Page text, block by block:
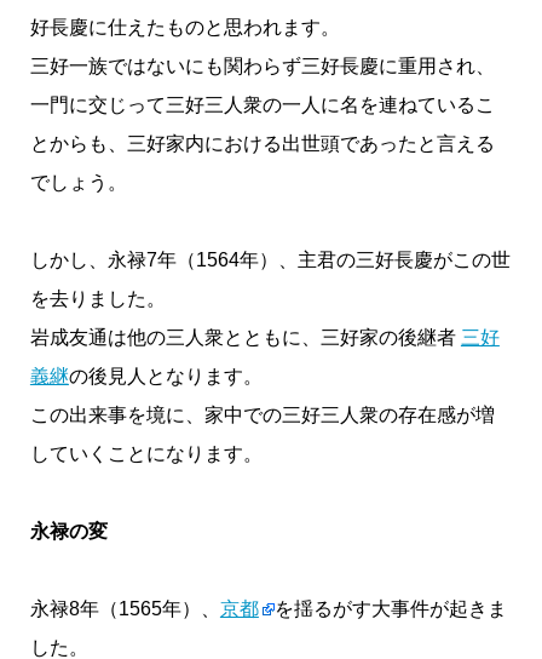
好長慶に仕えたものと思われます。
三好一族ではないにも関わらず三好長慶に重用され、
一門に交じって三好三人衆の一人に名を連ねているこ
とからも、三好家内における出世頭であったと言える
でしょう。
しかし、永禄7年（1564年）、主君の三好長慶がこの世
を去りました。
岩成友通は他の三人衆とともに、三好家の後継者 三好
義継の後見人となります。
この出来事を境に、家中での三好三人衆の存在感が増
していくことになります。
永禄の変
永禄8年（1565年）、 京都
を揺るがす大事件が起きま
した。